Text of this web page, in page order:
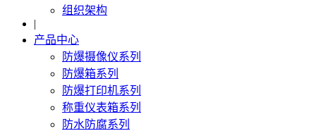
组织架构
|
产品中心
防爆摄像仪系列
防爆箱系列
防爆打印机系列
称重仪表箱系列
防水防腐系列